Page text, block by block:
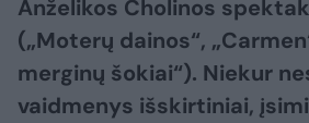
Anželikos Cholinos
(„Moterų dainos“,
merginų šokiai“). Niekur
vaidmenys išskirtiniai,